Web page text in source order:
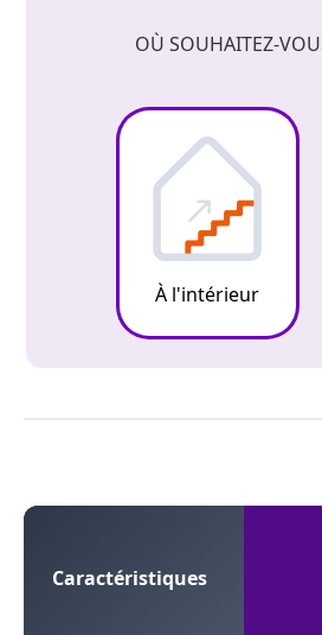
OÙ SOUHAITEZ-
À l'intérieur
Caractéristiques